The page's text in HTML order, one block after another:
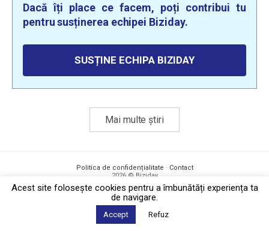
Dacă îți place ce facem, poți contribui tu
pentru susținerea echipei Biziday.
SUSȚINE ECHIPA BIZIDAY
Mai multe știri
Politica de confidențialitate · Contact
2026 © Biziday
Acest site foloseşte cookies pentru a îmbunătăți experiența ta
de navigare.
Accept Refuz